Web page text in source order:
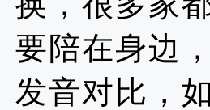
要陪在身边
发音对比，